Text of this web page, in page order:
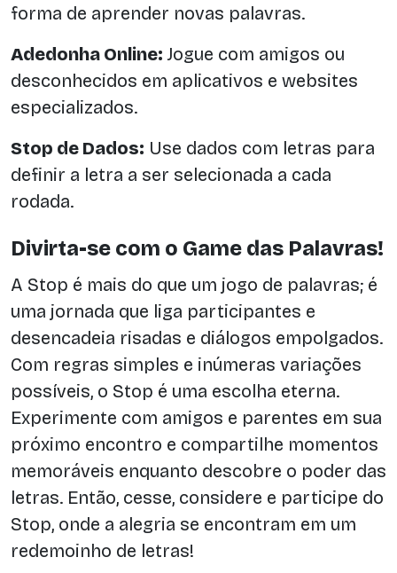
forma de aprender novas palavras.
Adedonha Online: Jogue com amigos ou
desconhecidos em aplicativos e websites
especializados.
Stop de Dados: Use dados com letras para
definir a letra a ser selecionada a cada
rodada.
Divirta-se com o Game das Palavras!
A Stop é mais do que um jogo de palavras; é
uma jornada que liga participantes e
desencadeia risadas e diálogos empolgados.
Com regras simples e inúmeras variações
possíveis, o Stop é uma escolha eterna.
Experimente com amigos e parentes em sua
próximo encontro e compartilhe momentos
memoráveis enquanto descobre o poder das
letras. Então, cesse, considere e participe do
Stop, onde a alegria se encontram em um
redemoinho de letras!